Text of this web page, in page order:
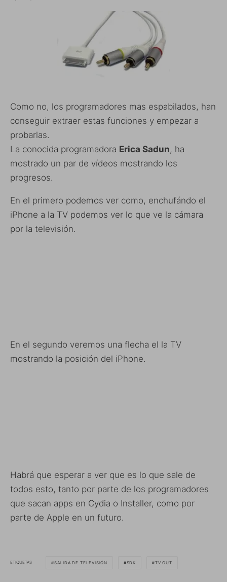
Como no, los programadores mas espabilados, han
conseguir extraer estas funciones y empezar a
probarlas.
La conocida programadora Erica Sadun, ha
mostrado un par de vídeos mostrando los
progresos.
En el primero podemos ver como, enchufándo el
iPhone a la TV podemos ver lo que ve la cámara
por la televisión.
En el segundo veremos una flecha el la TV
mostrando la posición del iPhone.
Habrá que esperar a ver que es lo que sale de
todos esto, tanto por parte de los programadores
que sacan apps en Cydia o Installer, como por
parte de Apple en un futuro.
ETIQUETAS SALIDA DE TELEVISIÓN SDK TV OUT